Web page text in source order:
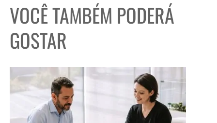
VOCÊ TAMBÉM PODERÁ
GOSTAR